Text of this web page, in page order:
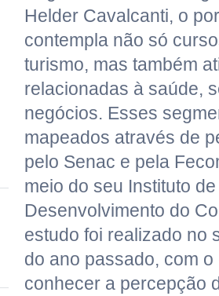
Helder Cavalcanti, o
contempla não só
turismo, mas também
relacionadas à saúde,
negócios. Esses
mapeados através de
pelo Senac e pela
meio do seu Instituto
Desenvolvimento do
estudo foi realizado no
do ano passado, com
conhecer a percepção